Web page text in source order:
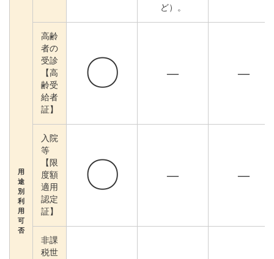
用
途
別
利
用
可
否
ど）。
高齢
者の
受診
【高
齢受
給者
証】
〇 ― ―
入院
等
【限
度額
適用
認定
証】
〇 ― ―
非課
税世